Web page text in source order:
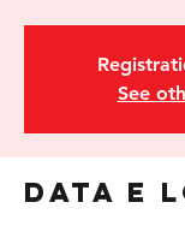
See
Data e